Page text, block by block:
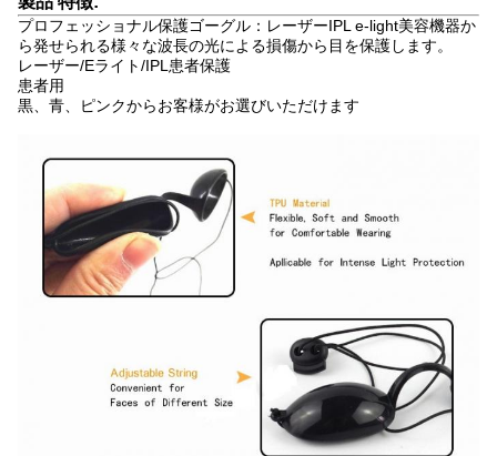
プロフェッショナル保護ゴーグル：レーザーIPL e-light美容機器か
ら発せられる様々な波長の光による損傷から目を保護します。
レーザー/Eライト/IPL患者保護
患者用
黒、青、ピンクからお客様がお選びいただけます